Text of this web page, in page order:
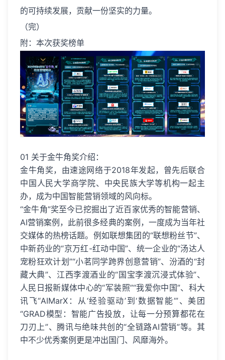
的可持续发展，贡献一份坚实的力量。
（完）
附：本次获奖榜单
01 关于金牛角奖介绍：
金牛角奖，由速途网络于2018年发起，曾先后联合
中国人民大学商学院、中央民族大学等机构一起主
办，成为中国智能营销领域的风向标。
“金牛角”奖至今已挖掘出了近百家优秀的智能营销、
AI营销案例，此前很多经典的案例，一度成为当年社
交媒体的热榜话题。例如联想集团的“联想粉丝节”、
中新药业的“京万红-红动中国”、统一企业的“汤达人
宠粉狂欢计划”“小茗同学跨界创意营销”、汾酒的“封
藏大典”、江西李渡酒业的“国宝李渡沉浸式体验”、
人民日报新媒体中心的“军装照”“我爱你中国”、科大
讯飞“AIMarX：从‘经验驱动’到‘数据智能’”、美团
“GRAD模型：智能广告投放，让每一分预算都花在
刀刃上”、腾讯与绝味共创的“全链路AI营销”等。其
中不少优秀案例更是冲出国门、风靡海外。